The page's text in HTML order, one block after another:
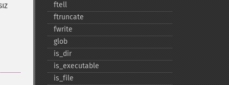
ftell
ftruncate
fwrite
glob
is_​dir
is_​executable
is_​file